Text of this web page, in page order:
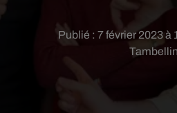
Publié : 7 février 2023 à